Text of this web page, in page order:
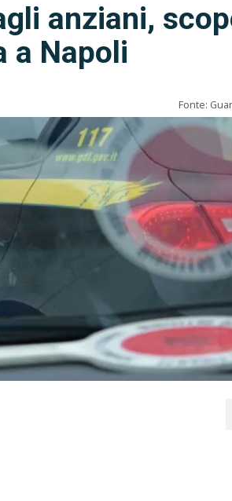
anziani,
a Napoli
Fonte: